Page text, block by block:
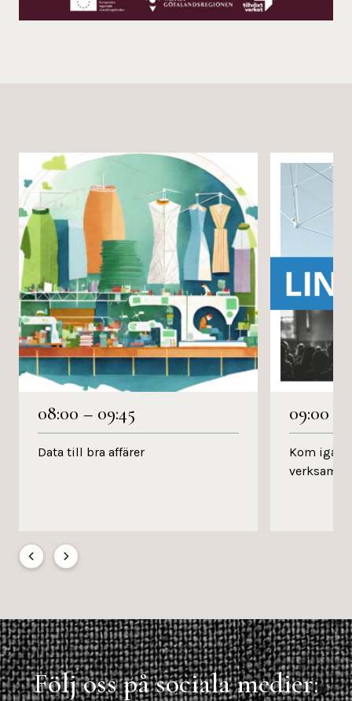
08:00 – 09:45
Data till bra affärer
09:00
Kom
Följ oss på sociala medier: